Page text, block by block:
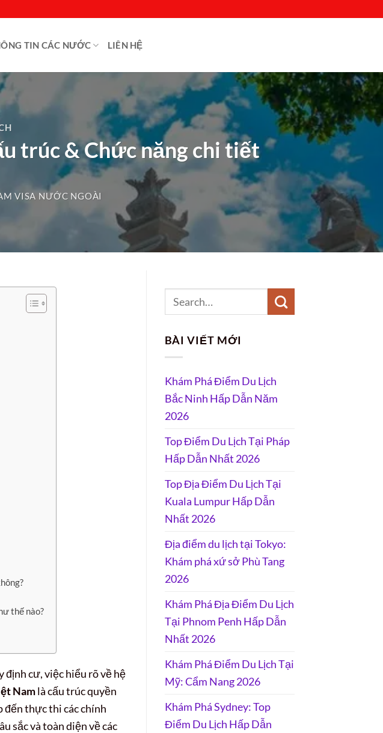
TIN CÁC NƯỚC LIÊN HỆ
trúc & Chức năng chi tiết
VISA NƯỚC NGOÀI
thế nào?
định cư, việc hiểu rõ về hệ
Namlà cấu trúc quyền
đến thực thi các chính
sắc và toàn diện về các
BÀI VIẾT MỚI
Khám Phá Điểm Du Lịch
Bắc Ninh Hấp Dẫn Năm
2026
Top Điểm Du Lịch Tại Pháp
Hấp Dẫn Nhất 2026
Top Địa Điểm Du Lịch Tại
Kuala Lumpur Hấp Dẫn
Nhất 2026
Địa điểm du lịch tại Tokyo:
Khám phá xứ sở Phù Tang
2026
Khám Phá Địa Điểm Du Lịch
Tại Phnom Penh Hấp Dẫn
Nhất 2026
Khám Phá Điểm Du Lịch Tại
Mỹ: Cẩm Nang 2026
Khám Phá Sydney: Top
Điểm Du Lịch Hấp Dẫn